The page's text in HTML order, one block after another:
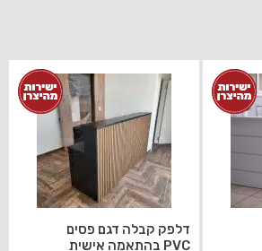
דלפק קבלה דגם פסים
PVC בהתאמה אישית